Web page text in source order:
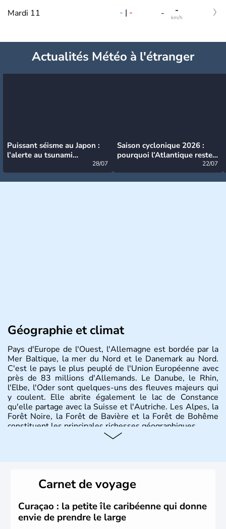
Mardi 11 - | - - -
km/h
Actualités Météo à l'étranger
Puissant séisme au Japon :
l’alerte au tsunami
28/07
Saison cyclonique 2026 :
pourquoi l’Atlantique reste
22/07
Géographie et climat
Pays d'Europe de l'Ouest, l'Allemagne est bordée par la
Mer Baltique, la mer du Nord et le Danemark au Nord.
C'est le pays le plus peuplé de l'Union Européenne avec
près de 83 millions d'Allemands. Le Danube, le Rhin,
l'Elbe, l'Oder sont quelques-uns des fleuves majeurs qui
y coulent. Elle abrite également le lac de Constance
qu'elle partage avec la Suisse et l'Autriche. Les Alpes, la
Forêt Noire, la Forêt de Bavière et la Forêt de Bohême
constituent les principales richesses géographiques.
lesquelles bénéficient d'une grande autonomie. Le pays
peut se targuer de grands noms qu'il a vu naître dans tous
les domaines, des arts à la politique en passant par la
philosophie. Hertz, Gutenberg, Heidegger, Thomas Mann,
Herman Hesse ou bien Hegel en font partie.
Carnet de voyage
Curaçao : la petite île caribéenne qui donne
envie de prendre le large